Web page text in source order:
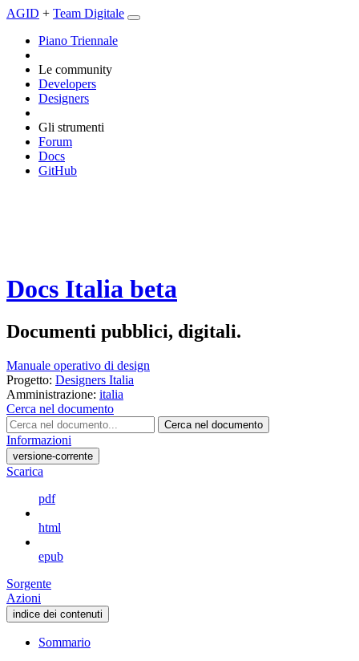
AGID + Team Digitale
Piano Triennale
Le community
Developers
Designers
Gli strumenti
Forum
Docs
GitHub
Docs Italia beta
Documenti pubblici, digitali.
Manuale operativo di design
Progetto: Designers Italia
Amministrazione: italia
Cerca nel documento
Cerca nel documento
Informazioni
versione-corrente
Scarica
pdf
html
epub
Sorgente
Azioni
indice dei contenuti
Sommario